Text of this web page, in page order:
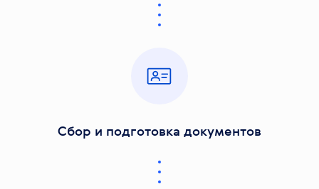
Сбор и подготовка документов